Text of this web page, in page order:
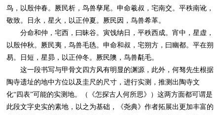
鸟，以殷仲春。厥民析，鸟兽孳尾。申命羲叔，宅南交。平秩南讹，
敬致。日永，星火，以正仲夏。厥民因，鸟兽希革。
分命和仲，宅西，曰昧谷。寅饯纳日，平秩西成。宵中，星虚，
以殷仲秋。厥民夷，鸟兽毛毨。申命和叔，宅朔方，曰幽都。平在朔
易。日短，星昴，以正仲冬。厥民隩，鸟兽氄毛。
这一段书写与甲骨文四方风有明显的渊源，此外，何驽先生根据
陶寺遗址的地中方位以及圭尺的尺寸，进行实测，推测出陶寺文
化“四表”可能的实测地。（《怎探古人何所思》）这两方面都可谓是
此段文字史实的素地，以之为基础，《尧典》作者拓展出更加丰富的